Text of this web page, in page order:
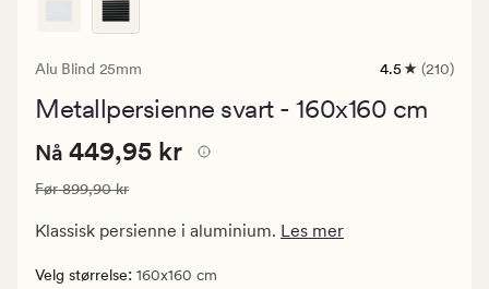
Alu Blind 25mm
210
med
4.5 (210)
Metallpersienne svart - 160x160 cm
Nåværende
449,95
kr.
pris
Nåværende pris
Nå 449,95 kr
Vanlig pris 899,90 kr
Før899,90 kr
Klassisk persienne i aluminium. Les mer
Velg størrelse: 160x160 cm